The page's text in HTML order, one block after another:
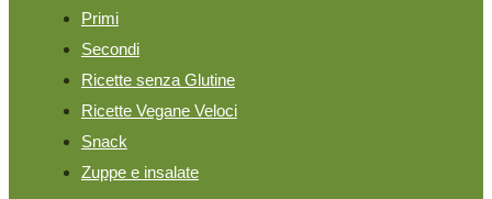
Primi
Secondi
Ricette senza Glutine
Ricette Vegane Veloci
Snack
Zuppe e insalate